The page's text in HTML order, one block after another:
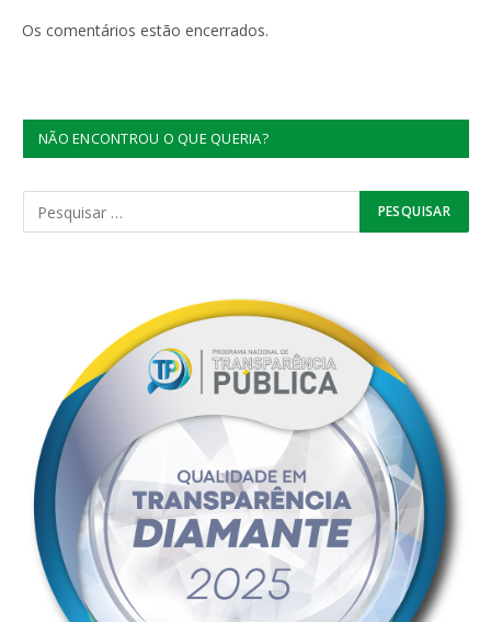
Os comentários estão encerrados.
NÃO ENCONTROU O QUE QUERIA?